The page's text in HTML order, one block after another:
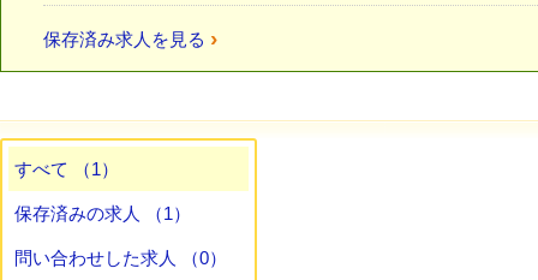
保存済み求人を見る ›
すべて （1）
保存済みの求人 （1）
問い合わせした求人 （0）